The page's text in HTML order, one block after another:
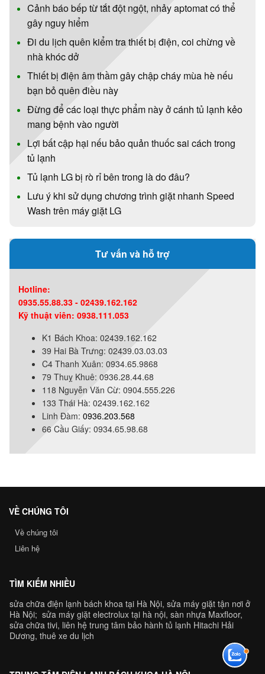
Cảnh báo bếp từ tắt đột ngột, nhảy aptomat có thể
gây nguy hiểm
Đi du lịch quên kiểm tra thiết bị điện, coi chừng về
nhà khóc dở
Thiết bị điện âm thầm gây chập cháy mùa hè nếu
bạn bỏ quên điều này
Đừng để các loại thực phẩm này ở cánh tủ lạnh kẻo
mang bệnh vào người
Lợi bất cập hại nếu bảo quản thuốc sai cách trong
tủ lạnh
Tủ lạnh LG bị rò rỉ bên trong là do đâu?
Lưu ý khi sử dụng chương trình giặt nhanh Speed
Wash trên máy giặt LG
Tư vấn và hỗ trợ
Hotline:
0935.55.88.33 - 02439.162.162
Kỹ thuật viên: 0938.111.053
K1 Bách Khoa: 02439.162.162
39 Hai Bà Trưng: 02439.03.03.03
C4 Thanh Xuân: 0934.65.9868
79 Thuỵ Khuê: 0936.28.44.68
118 Nguyễn Văn Cừ: 0904.555.226
133 Thái Hà: 02439.162.162
Linh Đàm: 0936.203.568
66 Cầu Giấy: 0934.65.98.68
VỀ CHÚNG TÔI
Về chúng tôi
Liên hệ
TÌM KIẾM NHIỀU
sửa chữa điện lạnh bách khoa tại Hà Nội, sửa máy giặt tận nơi ở
Hà Nội; sửa máy giặt electrolux tại hà nội, sàn nhựa Maxfloor,
sửa chữa tivi, liên hệ trung tâm bảo hành tủ lạnh Hitachi Hải
Dương, thuê xe du lịch